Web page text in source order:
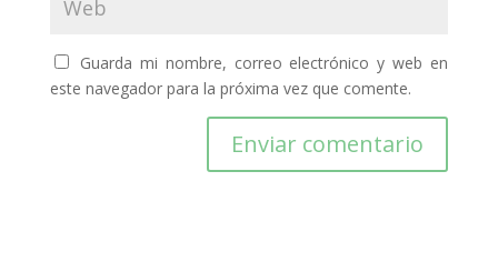
Guarda mi nombre, correo electrónico y web en
este navegador para la próxima vez que comente.